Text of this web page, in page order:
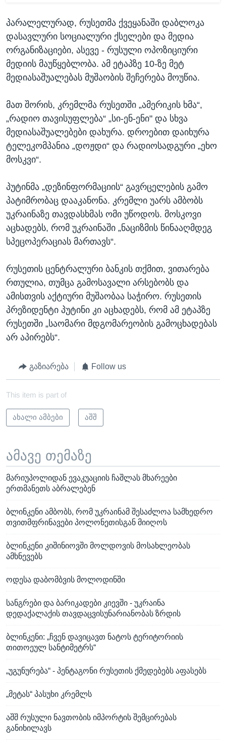
პარალელურად, რუსეთმა ქვეყანაში დაბლოკა
დასავლური სოციალური ქსელები და მედია
ორგანიზაციები, ასევე - რუსული ოპოზიციური
მედიის მაუწყებლობა. ამ ეტაპზე 10-ზე მეტ
მედიასაშუალებას მუშაობის შეჩერება მოუწია.
მათ შორის, კრემლმა რუსეთში „ამერიკის ხმა“,
„რადიო თავისუფლება“ „სი-ენ-ენი" და სხვა
მედიასაშუალებები დახურა. დროებით დაიხურა
ტელეკომპანია „დოჟდი“ და რადიოსადგური „ეხო
მოსკვი“.
პუტინმა „დეზინფორმაციის“ გავრცელების გამო
პატიმრობაც დააკანონა. კრემლი უარს ამბობს
უკრაინაზე თავდასხმას ომი უწოდოს. მოსკოვი
აცხადებს, რომ უკრაინაში „ნაციზმის წინააღმდეგ
სპეცოპერაციას მართავს“.
რუსეთის ცენტრალური ბანკის თქმით, ვითარება
რთულია, თუმცა გამოსავალი არსებობს და
ამისთვის აქტიური მუშაობაა საჭირო. რუსეთის
პრეზიდენტი პუტინი კი აცხადებს, რომ ამ ეტაპზე
რუსეთში „საომარი მდგომარეობის გამოცხადებას
არ აპირებს“.
გაზიარება Follow us
This item is part of
ახალი ამბები აშშ
ამავე თემაზე
მარიუპოლიდან ევაკუაციის ჩაშლას მხარეები
ერთმანეთს აბრალებენ
ბლინკენი ამბობს, რომ უკრაინამ შესაძლოა სამხედრო
თვითმფრინავები პოლონეთისგან მიიღოს
ბლინკენი კიშინიოვში მოლდოვის მოსახლეობას
ამხნევებს
ოდესა დაბომბვის მოლოდინში
სანგრები და ბარიკადები კიევში - უკრაინა
დედაქალაქის თავდაცვისუნარიანობას ზრდის
ბლინკენი: „ჩვენ დავიცავთ ნატოს ტერიტორიის
თითოეულ სანტიმეტრს“
„უგუნურება“ - პენტაგონი რუსეთის ქმედებებს აფასებს
„მეტას“ პასუხი კრემლს
აშშ რუსული ნავთობის იმპორტის შემცირებას
განიხილავს